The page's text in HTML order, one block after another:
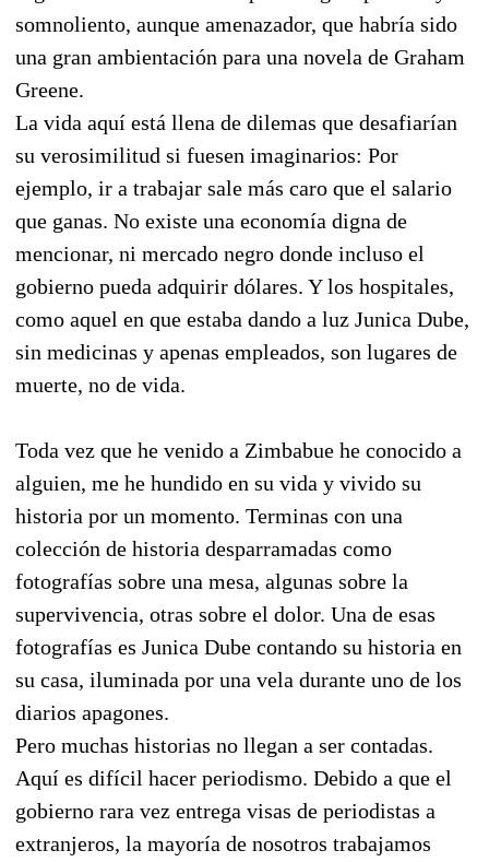
somnoliento, aunque amenazador, que habría sido
una gran ambientación para una novela de Graham
Greene.
La vida aquí está llena de dilemas que desafiarían
su verosimilitud si fuesen imaginarios: Por
ejemplo, ir a trabajar sale más caro que el salario
que ganas. No existe una economía digna de
mencionar, ni mercado negro donde incluso el
gobierno pueda adquirir dólares. Y los hospitales,
como aquel en que estaba dando a luz Junica Dube,
sin medicinas y apenas empleados, son lugares de
muerte, no de vida.
Toda vez que he venido a Zimbabue he conocido a
alguien, me he hundido en su vida y vivido su
historia por un momento. Terminas con una
colección de historia desparramadas como
fotografías sobre una mesa, algunas sobre la
supervivencia, otras sobre el dolor. Una de esas
fotografías es Junica Dube contando su historia en
su casa, iluminada por una vela durante uno de los
diarios apagones.
Pero muchas historias no llegan a ser contadas.
Aquí es difícil hacer periodismo. Debido a que el
gobierno rara vez entrega visas de periodistas a
extranjeros, la mayoría de nosotros trabajamos